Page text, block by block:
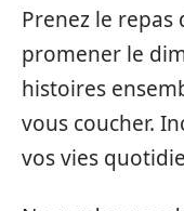
Prenez le
promener le
histoires
vous coucher.
vos vies